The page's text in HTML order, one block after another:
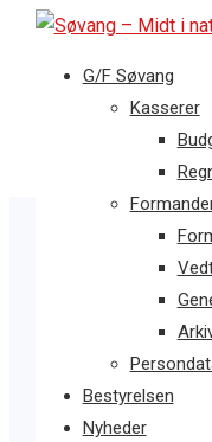
G/F Søvang
Kasserer
Bestyrelsen
Nyheder